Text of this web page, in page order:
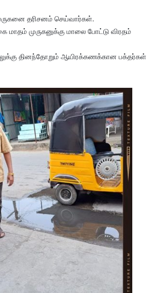
தரிசனம் செய்வார்கள்.
முருகனுக்கு மாலை போட்டு விரதம்
தினந்தோறும் ஆயிரக்கணக்கான பக்தர்கள்